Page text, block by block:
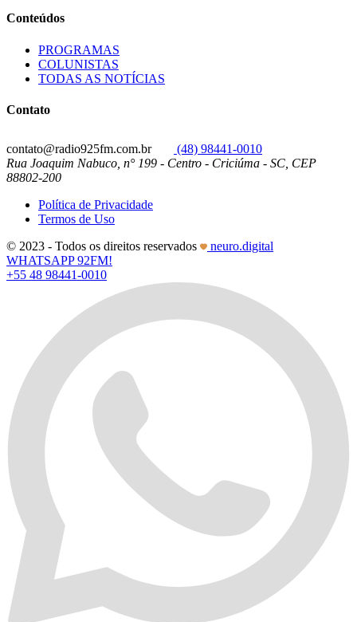
Conteúdos
PROGRAMAS
COLUNISTAS
TODAS AS NOTÍCIAS
Contato
contato@radio925fm.com.br
(48) 98441-0010
Rua Joaquim Nabuco, n° 199 - Centro - Criciúma - SC, CEP
88802-200
Política de Privacidade
Termos de Uso
© 2023 - Todos os direitos reservados
neuro.digital
WHATSAPP 92FM!
+55 48 98441-0010